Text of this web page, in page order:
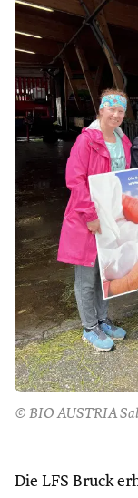
© BIO AUSTRIA
Die LFS Bruck